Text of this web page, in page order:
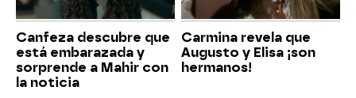
Canfeza descubre que
está embarazada y
sorprende a Mahir con
la noticia
Carmina revela que
Augusto y Elisa ¡son
hermanos!